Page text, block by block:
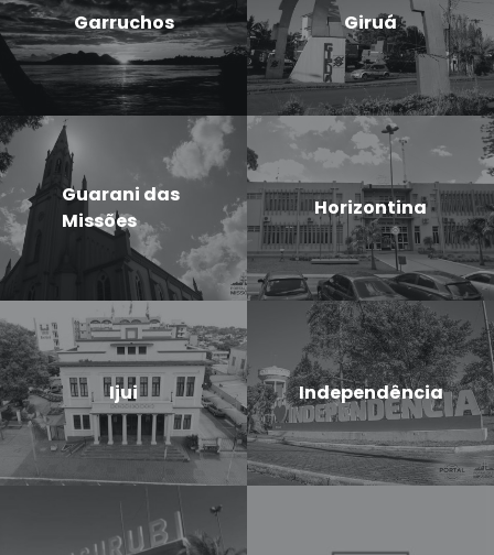
Garruchos Giruá
Guarani das
Missões
Horizontina
Ijui Independência